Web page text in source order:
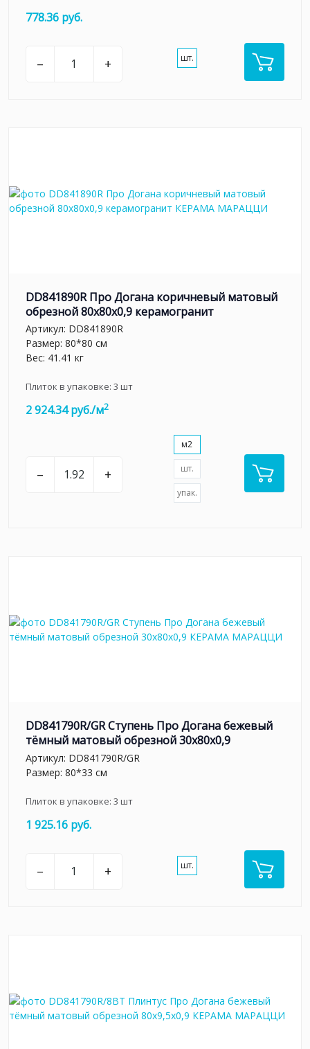
778.36 руб.
– + шт.
DD841890R Про Догана коричневый матовый
обрезной 80x80x0,9 керамогранит
Артикул: DD841890R
Размер: 80*80 см
Вес: 41.41 кг
Плиток в упаковке: 3 шт
2 924.34 руб./м2
– +
м2
шт.
упак.
DD841790R/GR Ступень Про Догана бежевый
тёмный матовый обрезной 30x80x0,9
Артикул: DD841790R/GR
Размер: 80*33 см
Плиток в упаковке: 3 шт
1 925.16 руб.
– + шт.